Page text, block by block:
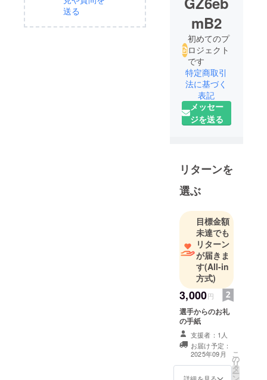
送る
mB2
初めてのプ
ロジェクト
です
特定商取引
法に基づく
表記
メッセー
ジを送る
リターンを
選ぶ
目標金額
未達でも
リターン
が届きま
す(All-in
方式)
3,000円
選手からのお礼
の手紙
支援者：1人
お届け予定：
2025年09月
こ
の
リ
タ
ー